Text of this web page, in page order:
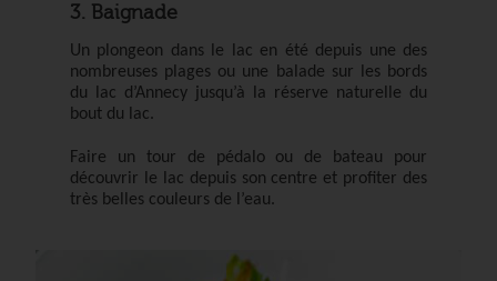
3. Baignade
Un plongeon dans le lac en été depuis une des
nombreuses plages ou une balade sur les bords
du lac d’Annecy jusqu’à la réserve naturelle du
bout du lac.
Faire un tour de pédalo ou de bateau pour
découvrir le lac depuis son centre et profiter des
très belles couleurs de l’eau.